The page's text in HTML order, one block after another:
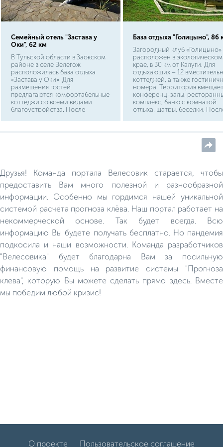
Семейный отель "Застава у
Оки", 62 км
В Тульской области в Заокском
районе в селе Велегож
расположилась база отдыха
«Застава у Оки». Для
размещения гостей
предлагаются комфортабельные
коттеджи со всеми видами
благоустройства. После
База отдыха "Голицыно", 86
Загородный клуб «Голицыно»
расположен в экологическом
крае, в 30 км от Калуги. Для
отдыхающих – 12
коттеджей, а также
номера. Территория вмещает
конференц-залы,
комплекс, баню с комнатой
отдыха, шатры, беседки.
образа жизни – площадки для
игры в баскетбол, хоккей,
Друзья! Команда портала Велесовик старается, чтобы
предоставить Вам много полезной и разнообразной
информации. Особенно мы гордимся нашей уникальной
системой расчёта прогноза клёва. Наш портал работает на
некоммерческой основе. Так будет всегда. Всю
информацию Вы будете получать бесплатно. Но пандемия
подкосила и наши возможности. Команда разработчиков
"Велесовика" будет благодарна Вам за посильную
финансовую помощь на развитие системы "Прогноза
клева", которую Вы можете сделать прямо здесь. Вместе
мы победим любой кризис!
О проекте Пользовательское соглашение